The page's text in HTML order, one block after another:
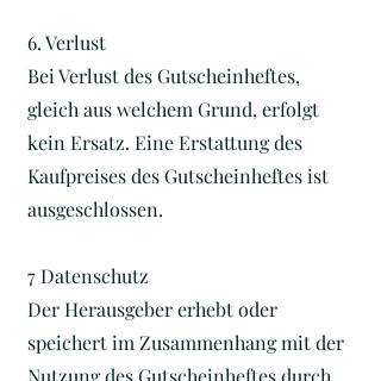
6. Verlust
Bei Verlust des Gutscheinheftes,
gleich aus welchem Grund, erfolgt
kein Ersatz. Eine Erstattung des
Kaufpreises des Gutscheinheftes ist
ausgeschlossen.
7 Datenschutz
Der Herausgeber erhebt oder
speichert im Zusammenhang mit der
Nutzung des Gutscheinheftes durch